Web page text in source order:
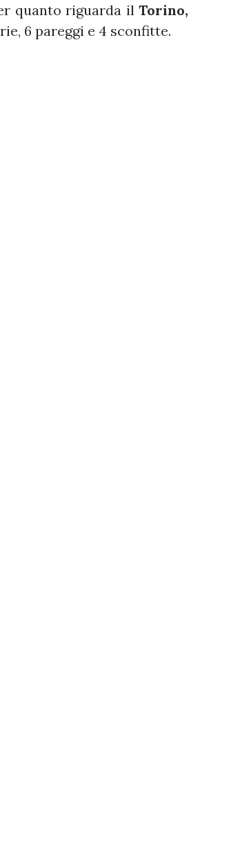
quanto riguarda il Torino,
6 pareggi e 4 sconfitte.